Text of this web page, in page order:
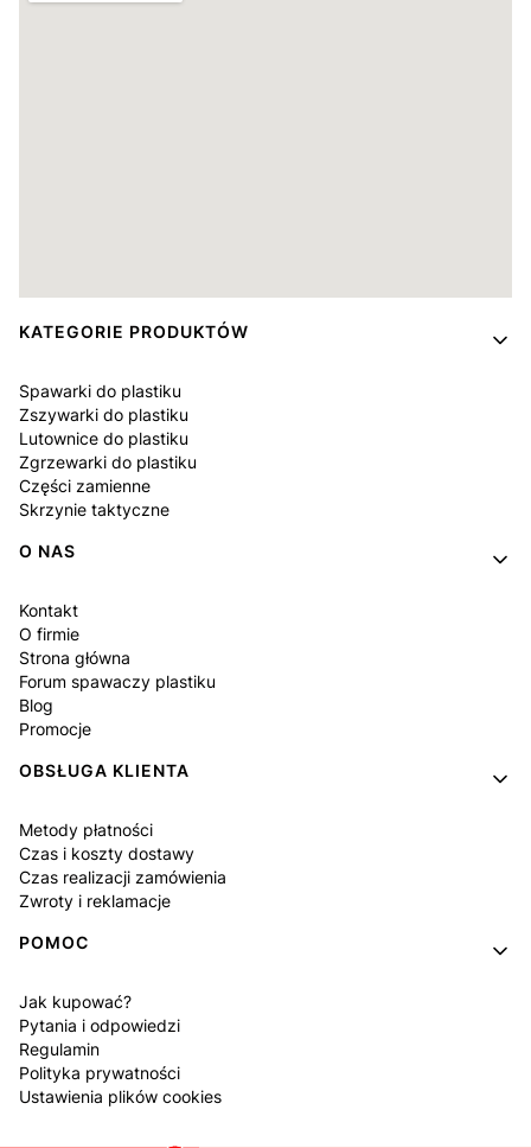
Linki w stopce
KATEGORIE PRODUKTÓW
Spawarki do plastiku
Zszywarki do plastiku
Lutownice do plastiku
Zgrzewarki do plastiku
Części zamienne
Skrzynie taktyczne
O NAS
Kontakt
O firmie
Strona główna
Forum spawaczy plastiku
Blog
Promocje
OBSŁUGA KLIENTA
Metody płatności
Czas i koszty dostawy
Czas realizacji zamówienia
Zwroty i reklamacje
POMOC
Jak kupować?
Pytania i odpowiedzi
Regulamin
Polityka prywatności
Ustawienia plików cookies